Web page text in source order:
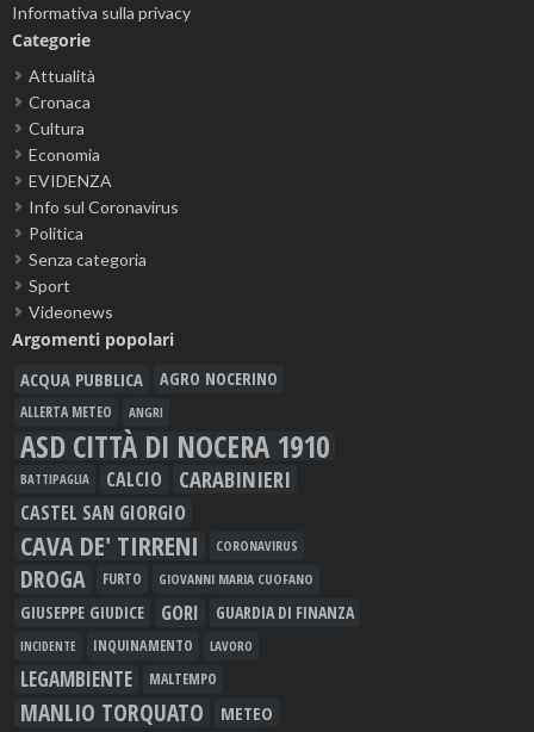
Informativa sulla privacy
Categorie
Attualità
Cronaca
Cultura
Economia
EVIDENZA
Info sul Coronavirus
Politica
Senza categoria
Sport
Videonews
Argomenti popolari
ACQUA PUBBLICA AGRO NOCERINO
ALLERTA METEO ANGRI
ASD CITTÀ DI NOCERA 1910
BATTIPAGLIA CALCIO CARABINIERI
CASTEL SAN GIORGIO
CAVA DE' TIRRENI CORONAVIRUS
DROGA FURTO GIOVANNI MARIA CUOFANO
GIUSEPPE GIUDICE GORI GUARDIA DI FINANZA
INCIDENTE INQUINAMENTO LAVORO
LEGAMBIENTE MALTEMPO
MANLIO TORQUATO METEO